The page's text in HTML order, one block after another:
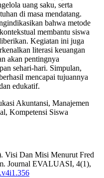
uang saku, serta
di masa mendatang.
bahwa metode
membantu siswa
Kegiatan ini juga
literasi keuangan
akan pentingnya
sehari-hari. Simpulan,
mencapai tujuannya
edukatif.
Akuntansi, Manajemen
Kompetensi Siswa
Visi Dan Misi Menurut Fred
Journal EVALUASI, 4(1),